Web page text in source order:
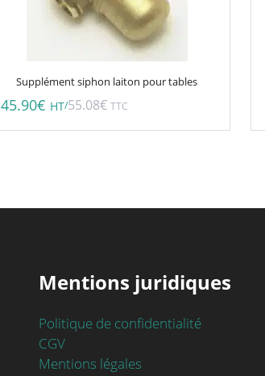
Supplément siphon laiton pour tables
45.90€ HT/55.08€ TTC
Mentions juridiques
Politique de confidentialité
CGV
Mentions légales